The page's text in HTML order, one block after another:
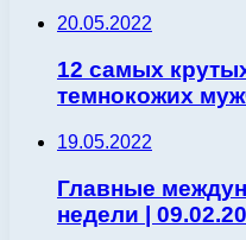
20.05.2022
12 самых
темнокожих
19.05.2022
Главные
недели |